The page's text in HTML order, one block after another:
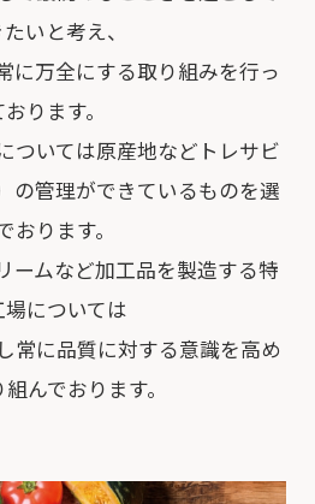
いと考え、
に万全にする取り組みを行っ
おります。
ついては原産地などトレサビ
の管理ができているものを選
おります。
ームなど加工品を製造する特
場については
常に品質に対する意識を高め
んでおります。